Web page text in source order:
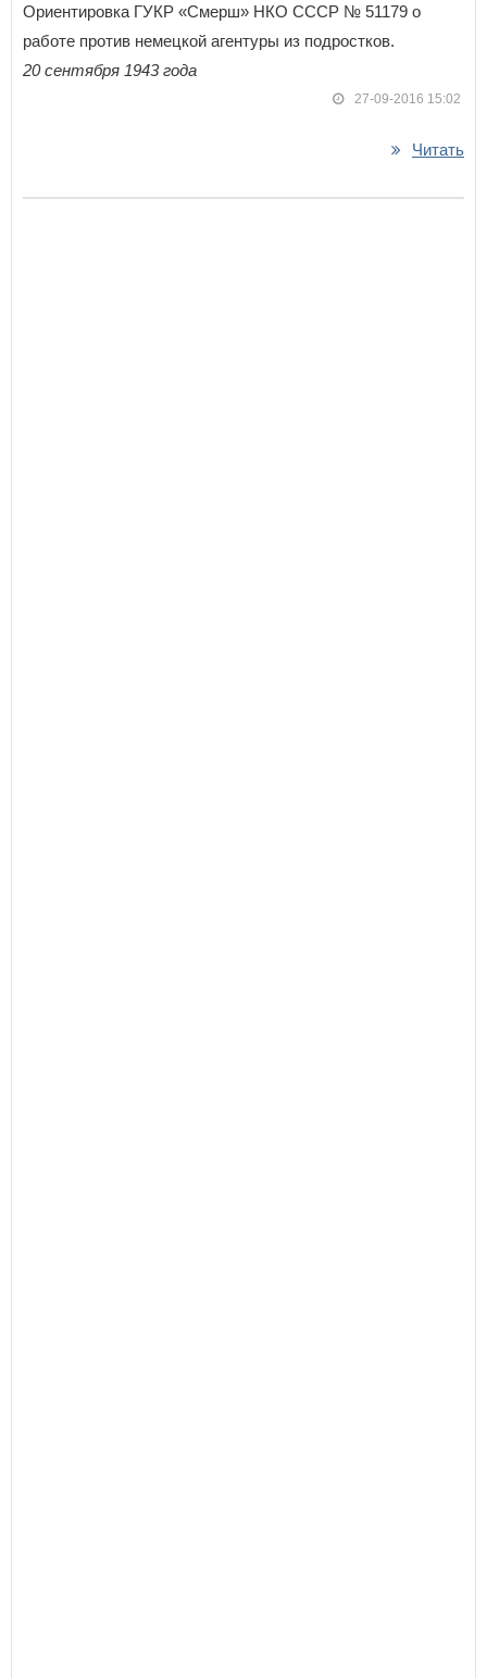
Ориентировка ГУКР «Смерш» НКО СССР № 51179 о
работе против немецкой агентуры из подростков.
20 сентября 1943 года
27-09-2016 15:02
Читать